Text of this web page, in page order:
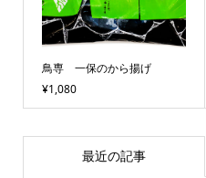
鳥専 一保のから揚げ
¥1,080
最近の記事